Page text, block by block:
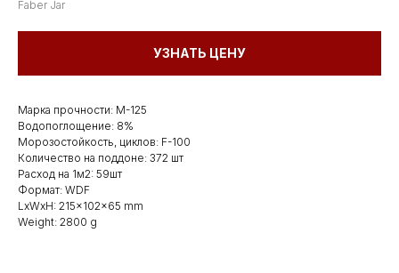
Faber Jar
УЗНАТЬ ЦЕНУ
Марка прочности: М-125
Водопоглощение: 8%
Морозостойкость, циклов: F-100
Количество на поддоне: 372 шт
Расход на 1м2: 59шт
Формат: WDF
LxWxH: 215x102x65 mm
Weight: 2800 g